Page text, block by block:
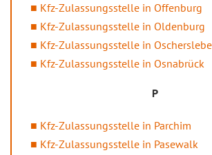
Kfz-Zulassungsstelle in Offenburg
Kfz-Zulassungsstelle in Oldenburg
Kfz-Zulassungsstelle in
Kfz-Zulassungsstelle in Osnabrück
P
Kfz-Zulassungsstelle in Parchim
Kfz-Zulassungsstelle in Pasewalk